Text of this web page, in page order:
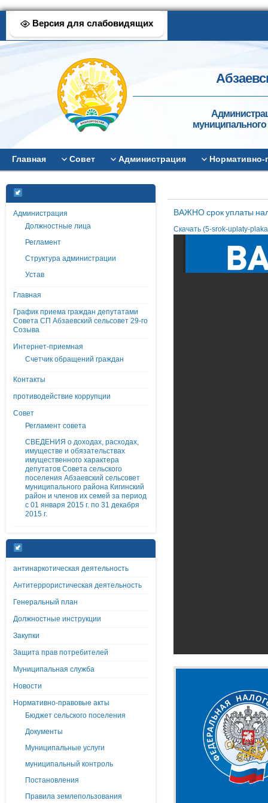
Версия для слабовидящих
муниципального
Главная Совет Администрация
Администрация
Должностные лица
Регламент
Структура администрации
Устав
Главная
График приема граждан депутатами
Совета СП Абзаевский сельсовет 29-го
Созыва
Интернет-приемная
Счетчик обращений граждан
Контакты
противодействие коррупции
Совет
Регламент совета
СВЕДЕНИЯ о доходах, расходах,
имуществе и обязательствах
имущественного характера
депутатов Совета сельского
поселения Абзаевский сельсовет
муниципального района Кигинский
район и членов их семей за период
с 01 января 2015 г. по 31 декабря
2015 г.
антинаркотическая деятельность
Антитеррористическая деятельность
Генеральный план
Должностные инструкции
Закупки
Защита прав потребителей
Муниципальная служба
Новости
Нормативно-правовые акты
Бюджет сельского поселения
Документы
Муниципальные услуги
муниципальный контроль
Постановления
Правила землепользования
ВАЖНО срок уплаты
Скачать (5-srok-uplaty-